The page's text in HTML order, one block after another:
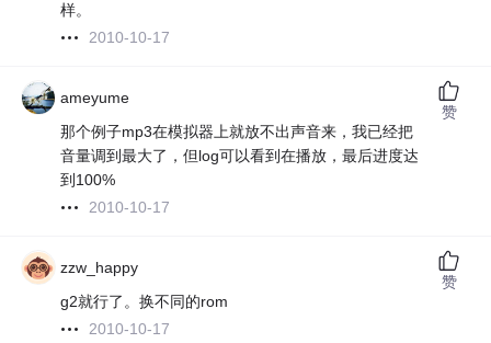
样。
2010-10-17
ameyume
那个例子mp3在模拟器上就放不出声音来，我已经把
音量调到最大了，但log可以看到在播放，最后进度达
到100%
2010-10-17
赞
zzw_happy
g2就行了。换不同的rom
2010-10-17
赞